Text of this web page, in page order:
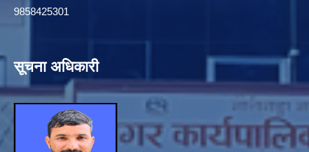
9858425301
सूचना अधिकारी